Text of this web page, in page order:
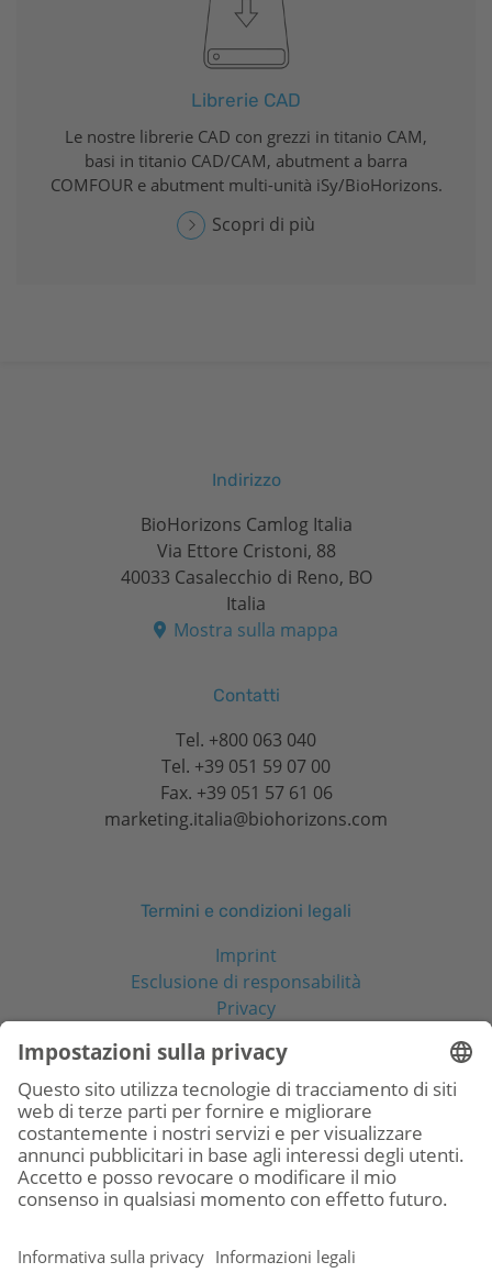
Librerie CAD
Le nostre librerie CAD con grezzi in titanio CAM,
basi in titanio CAD/CAM, abutment a barra
COMFOUR e abutment multi-unità iSy/BioHorizons.
Scopri di più
Indirizzo
BioHorizons Camlog Italia
Via Ettore Cristoni, 88
40033 Casalecchio di Reno, BO
Italia
Mostra sulla mappa
Contatti
Tel. +800 063 040
Tel. +39 051 59 07 00
Fax. +39 051 57 61 06
marketing.italia@biohorizons.com
Termini e condizioni legali
Imprint
Esclusione di responsabilità
Privacy
Social Media